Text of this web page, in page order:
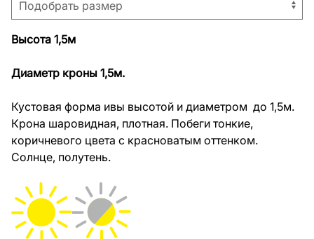
Высота 1,5м
Диаметр кроны 1,5м.
Кустовая форма ивы высотой и диаметром до 1,5м.
Крона шаровидная, плотная. Побеги тонкие,
коричневого цвета с красноватым оттенком.
Солнце, полутень.